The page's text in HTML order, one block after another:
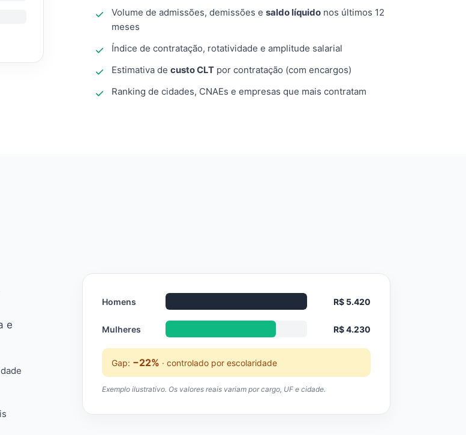
Volume de admissões, demissões e saldo líquido nos últimos 12
meses
Índice de contratação, rotatividade e amplitude salarial
Estimativa de custo CLT por contratação (com encargos)
Ranking de cidades, CNAEs e empresas que mais contratam
e
Homens R$ 5.420
Mulheres R$ 4.230
Gap: −22% · controlado por escolaridade
Exemplo ilustrativo. Os valores reais variam por cargo, UF e cidade.